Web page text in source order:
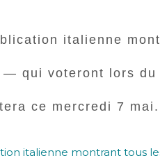
italienne
qui voteront lors du
ce mercredi 7 mai.